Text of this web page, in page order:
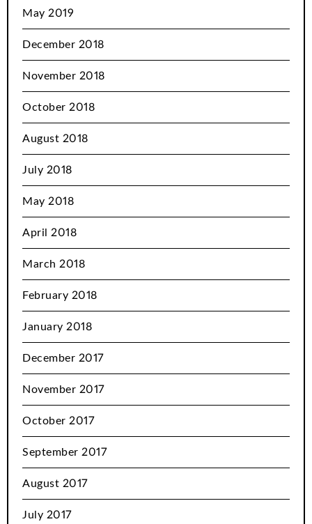
May 2019
December 2018
November 2018
October 2018
August 2018
July 2018
May 2018
April 2018
March 2018
February 2018
January 2018
December 2017
November 2017
October 2017
September 2017
August 2017
July 2017